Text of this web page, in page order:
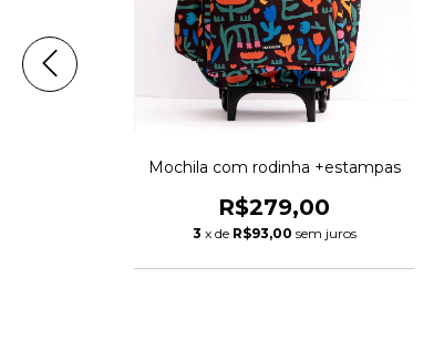
Mochila com rodinha +estampas
R$279,00
3 x de R$93,00 sem juros